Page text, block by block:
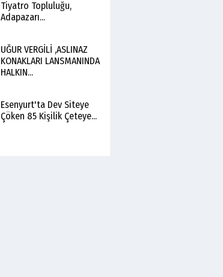
Tiyatro Topluluğu,
Adapazarı...
UĞUR VERGİLİ ,ASLINAZ
KONAKLARI LANSMANINDA
HALKIN...
Esenyurt'ta Dev Siteye
Çöken 85 Kişilik Çeteye...